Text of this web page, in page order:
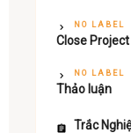
NO LABEL
Close
NO LABEL
Thảo luận
Trắc